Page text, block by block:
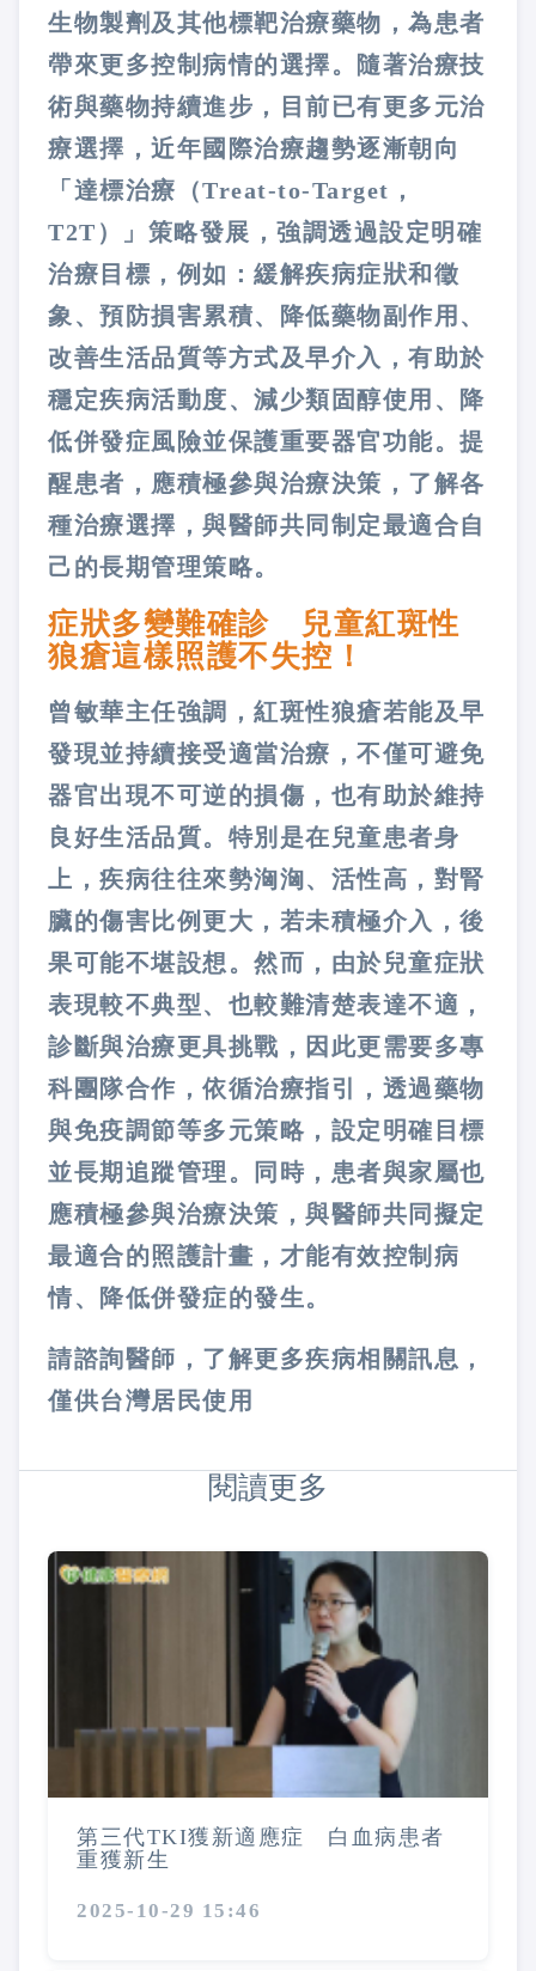
生物製劑及其他標靶治療藥物，為患者
帶來更多控制病情的選擇。隨著治療技
術與藥物持續進步，目前已有更多元治
療選擇，近年國際治療趨勢逐漸朝向
「達標治療（Treat-to-Target，
T2T）」策略發展，強調透過設定明確
治療目標，例如：緩解疾病症狀和徵
象、預防損害累積、降低藥物副作用、
改善生活品質等方式及早介入，有助於
穩定疾病活動度、減少類固醇使用、降
低併發症風險並保護重要器官功能。提
醒患者，應積極參與治療決策，了解各
種治療選擇，與醫師共同制定最適合自
己的長期管理策略。
症狀多變難確診 兒童紅斑性
狼瘡這樣照護不失控！
曾敏華主任強調，紅斑性狼瘡若能及早
發現並持續接受適當治療，不僅可避免
器官出現不可逆的損傷，也有助於維持
良好生活品質。特別是在兒童患者身
上，疾病往往來勢洶洶、活性高，對腎
臟的傷害比例更大，若未積極介入，後
果可能不堪設想。然而，由於兒童症狀
表現較不典型、也較難清楚表達不適，
診斷與治療更具挑戰，因此更需要多專
科團隊合作，依循治療指引，透過藥物
與免疫調節等多元策略，設定明確目標
並長期追蹤管理。同時，患者與家屬也
應積極參與治療決策，與醫師共同擬定
最適合的照護計畫，才能有效控制病
情、降低併發症的發生。
請諮詢醫師，了解更多疾病相關訊息，
僅供台灣居民使用
閱讀更多
第三代TKI獲新適應症 白血病患者
重獲新生
2025-10-29 15:46